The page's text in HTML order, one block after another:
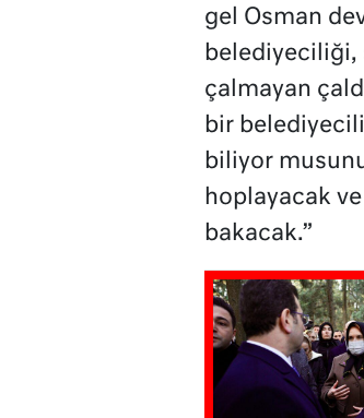
gel Osman
belediyeciliği,
çalmayan
bir
biliyor
hoplayacak
bakacak.”